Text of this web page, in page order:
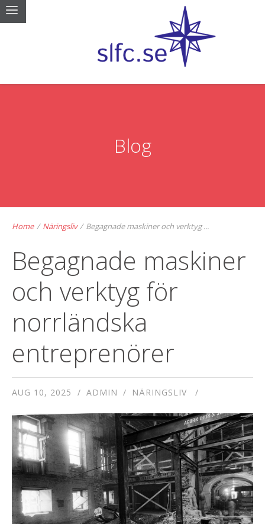
Blog
Home / Näringsliv / Begagnade maskiner och verktyg ...
Begagnade maskiner
och verktyg för
norrländska
entreprenörer
AUG 10, 2025 ADMIN NÄRINGSLIV